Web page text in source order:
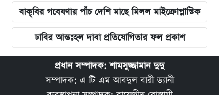
বাকৃবির গবেষণায় পাঁচ দেশি মাছে মিলল মাইক্রোপ্লাস্টিক
ঢাবির আন্তঃহল দাবা প্রতিযোগিতার ফল প্রকাশ
প্রধান সম্পাদক: শামসুজ্জামান দুদু
সম্পাদক: এ টি এম আবদুল বারী ড্যানী